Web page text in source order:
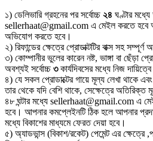
১) ডেলিভারি গ্রহনের পর সর্বোচ্চ ২৪ ঘণ্টার
sellerhaat@gmail.com এ মেইল করতে হবে
অভিযোগ করতে হবে।
২) রিফান্ডের ক্ষেত্রে প্রোডাক্টটির বাক্স সহ
৩) কোম্পানীর ভুলের কারেন নষ্ট, ভাঙ্গা বা ছেঁড়া
অবশ্যই সর্বোচ্চ ৩কার্যদিবসের মধ্যে নিজ
৪) যে সকল প্রোডাক্টের গায়ে মূল্য লেখা থাকে
তার থেকে যদি বেশি থাকে, সেক্ষেত্রে
৪৮ ঘন্টার মধ্যে sellerhaat@gmail.com এ
হবে। আপনার কমপ্লেইনটি ঠিক হলে আপনার
মধ্যে বিকাশের মাধ্যমে ফেরত দেয়া হবে।
৫) অ্যাডভান্স (বিকাশ/রকেট) পেমেন্ট এর ক্ষেত্রে